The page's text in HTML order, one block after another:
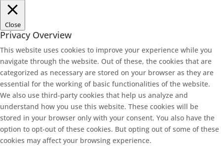
Close
Privacy Overview
This website uses cookies to improve your experience while you
navigate through the website. Out of these, the cookies that are
categorized as necessary are stored on your browser as they are
essential for the working of basic functionalities of the website.
We also use third-party cookies that help us analyze and
understand how you use this website. These cookies will be
stored in your browser only with your consent. You also have the
option to opt-out of these cookies. But opting out of some of these
cookies may affect your browsing experience.